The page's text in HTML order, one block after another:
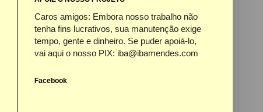
Caros amigos: Embora nosso trabalho não
tenha fins lucrativos, sua manutenção exige
tempo, gente e dinheiro. Se puder apoiá-lo,
vai aqui o nosso PIX: iba@ibamendes.com
Facebook